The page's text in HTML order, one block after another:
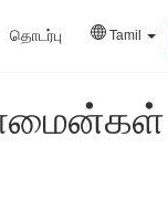
தொடர்பு Tamil